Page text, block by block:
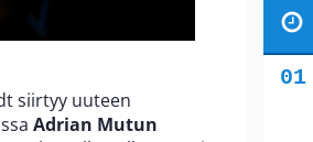
siirtyy uuteen
Adrian Mutun